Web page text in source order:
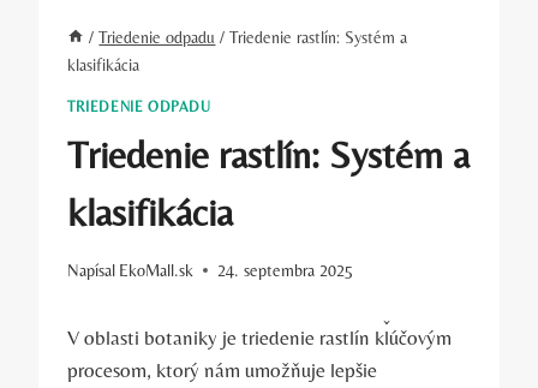
/ Triedenie odpadu / Triedenie rastlín: Systém a
klasifikácia
TRIEDENIE ODPADU
Triedenie rastlín: Systém a
klasifikácia
Napísal EkoMall.sk 24. septembra 2025
V oblasti botaniky je triedenie rastlín kľúčovým
procesom, ktorý nám umožňuje lepšie